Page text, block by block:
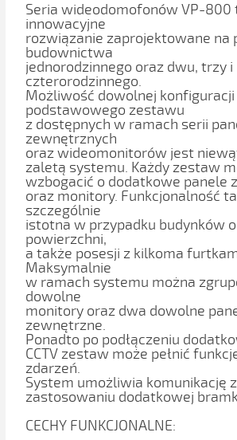
Seria wideodomofonów VP-800
innowacyjne
rozwiązanie zaprojektowane na
budownictwa
jednorodzinnego oraz dwu, trzy i
czterorodzinnego.
Możliwość dowolnej konfiguracji
podstawowego zestawu
z dostępnych w ramach serii
zewnętrznych
oraz wideomonitorów jest
zaletą systemu. Każdy zestaw
wzbogacić o dodatkowe panele
oraz monitory. Funkcjonalność
szczególnie
istotna w przypadku budynków
powierzchni,
a także posesji z kilkoma
Maksymalnie
w ramach systemu można
dowolne
monitory oraz dwa dowolne
zewnętrzne.
Ponadto po podłączeniu
CCTV zestaw może pełnić
zdarzeń.
System umożliwia komunikację
zastosowaniu dodatkowej
CECHY FUNKCJONALNE: